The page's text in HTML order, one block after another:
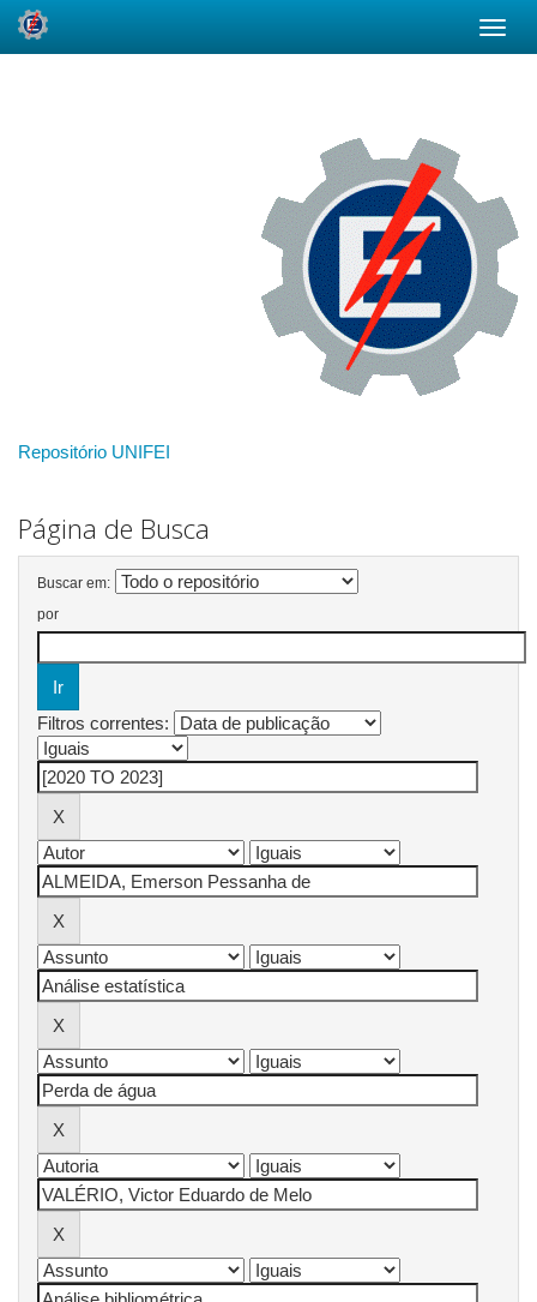
Repositório UNIFEI
Página de Busca
Buscar em:
por
Filtros correntes: